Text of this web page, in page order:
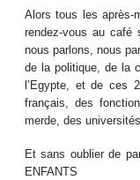
Alors tous les après-
rendez-vous au café
nous parlons, nous
de la politique, de la
l’Egypte, et de ces
français, des
merde, des
Et sans oublier de
ENFANTS